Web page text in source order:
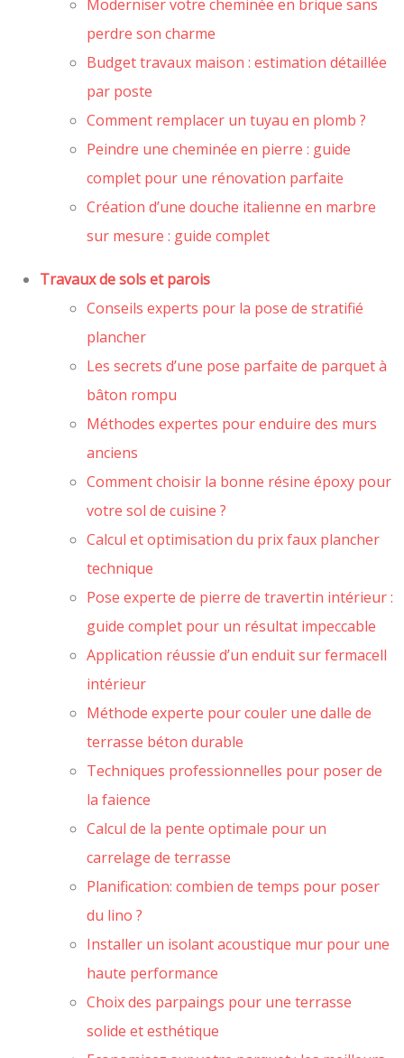
Moderniser votre cheminée en brique sans
perdre son charme
Budget travaux maison : estimation détaillée
par poste
Comment remplacer un tuyau en plomb ?
Peindre une cheminée en pierre : guide
complet pour une rénovation parfaite
Création d’une douche italienne en marbre
sur mesure : guide complet
Travaux de sols et parois
Conseils experts pour la pose de stratifié
plancher
Les secrets d’une pose parfaite de parquet à
bâton rompu
Méthodes expertes pour enduire des murs
anciens
Comment choisir la bonne résine époxy pour
votre sol de cuisine ?
Calcul et optimisation du prix faux plancher
technique
Pose experte de pierre de travertin intérieur :
guide complet pour un résultat impeccable
Application réussie d’un enduit sur fermacell
intérieur
Méthode experte pour couler une dalle de
terrasse béton durable
Techniques professionnelles pour poser de
la faience
Calcul de la pente optimale pour un
carrelage de terrasse
Planification: combien de temps pour poser
du lino ?
Installer un isolant acoustique mur pour une
haute performance
Choix des parpaings pour une terrasse
solide et esthétique